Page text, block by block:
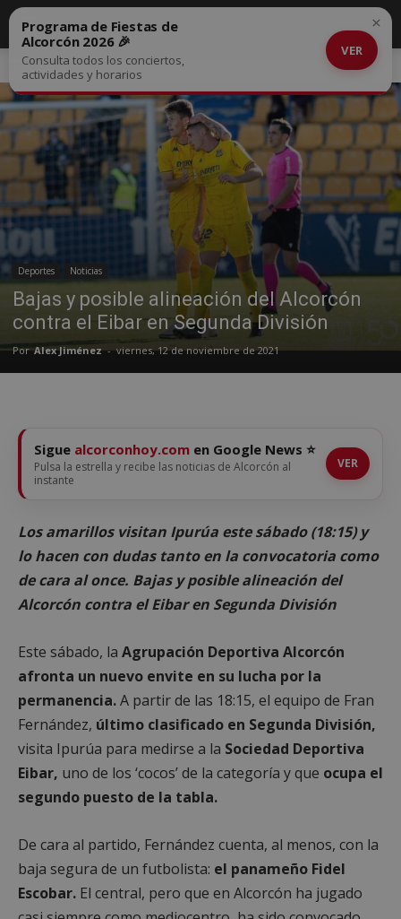
Inicio Deportes
Deportes Noticias
Bajas y posible alineación del Alcorcón
contra el Eibar en Segunda División
Por Alex Jiménez - viernes, 12 de noviembre de 2021
Programa de Fiestas de
Alcorcón 2026 🎉
Consulta todos los conciertos,
actividades y horarios
VER
×
Sigue alcorconhoy.com en Google News ⭐
Pulsa la estrella y recibe las noticias de Alcorcón al
instante
VER
Los amarillos visitan Ipurúa este sábado (18:15) y
lo hacen con dudas tanto en la convocatoria como
de cara al once. Bajas y posible alineación del
Alcorcón contra el Eibar en Segunda División
Este sábado, la Agrupación Deportiva Alcorcón
afronta un nuevo envite en su lucha por la
permanencia.A partir de las 18:15, el equipo de Fran
Fernández, último clasificado en Segunda División,
visita Ipurúa para medirse a la Sociedad Deportiva
Eibar, uno de los ‘cocos’ de la categoría y que ocupa el
segundo puesto de la tabla.
De cara al partido, Fernández cuenta, al menos, con la
baja segura de un futbolista: el panameño Fidel
Escobar. El central, pero que en Alcorcón ha jugado